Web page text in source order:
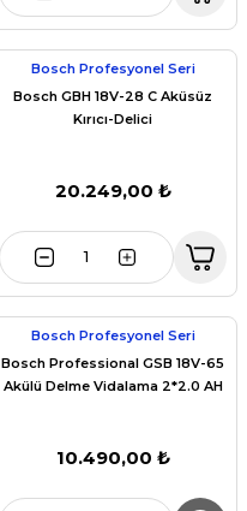
Bosch Profesyonel Seri
Bosch GBH 18V-28 C Aküsüz
Kırıcı-Delici
20.249,00 ₺
Bosch Profesyonel Seri
Bosch Professional GSB 18V-65
Akülü Delme Vidalama 2*2.0 AH
10.490,00 ₺